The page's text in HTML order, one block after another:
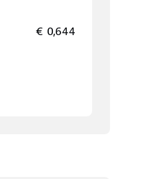
€ 0,644